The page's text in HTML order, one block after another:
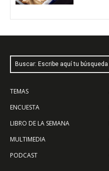
Buscar: Escribe aquí tu búsqueda
TEMAS
ENCUESTA
LIBRO DE LA SEMANA
MULTIMEDIA
PODCAST